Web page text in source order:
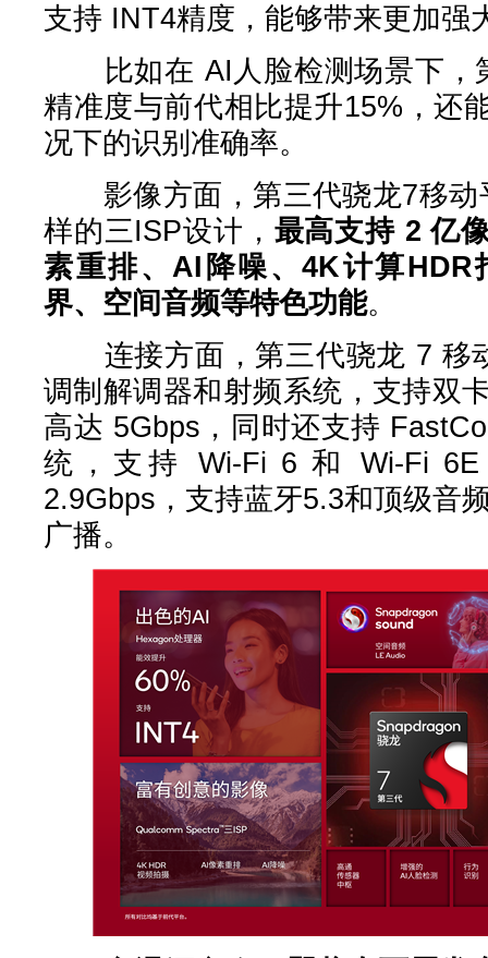
支持 INT4精度，能够带来更加强
比如在 AI人脸检测场景下，
精准度与前代相比提升15%，还
况下的识别准确率。
影像方面，第三代骁龙7移动
样的三ISP设计， 最高支持 2 亿
素重排、AI降噪、4K计算HDR
界、空间音频等特色功能。
连接方面，第三代骁龙 7 移
调制解调器和射频系统，支持双
高达 5Gbps，同时还支持
统，支持 Wi-Fi 6 和 Wi-Fi
2.9Gbps，支持蓝牙5.3和顶级音
广播。